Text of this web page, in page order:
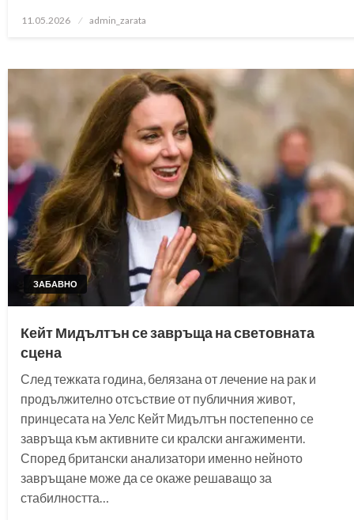
Posted
11.05.2026 admin_zarata
ЗАБАВНО
Кейт Мидълтън се завръща на световната
сцена
След тежката година, белязана от лечение на рак и
продължително отсъствие от публичния живот,
принцесата на Уелс Кейт Мидълтън постепенно се
завръща към активните си кралски ангажименти.
Според британски анализатори именно нейното
завръщане може да се окаже решаващо за
стабилността…